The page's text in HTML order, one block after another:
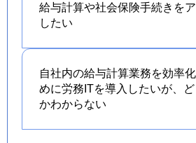
給与計算や社会保険手続きを
したい
自社内の給与計算業務を効率
めに労務ITを導入したいが、
かわからない